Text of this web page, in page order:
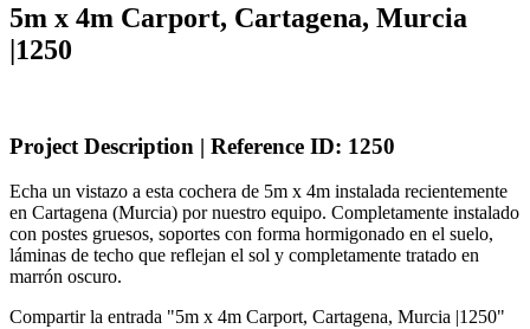
5m x 4m Carport, Cartagena, Murcia
|1250
Project Description | Reference ID: 1250
Echa un vistazo a esta cochera de 5m x 4m instalada recientemente
en Cartagena (Murcia) por nuestro equipo. Completamente instalado
con postes gruesos, soportes con forma hormigonado en el suelo,
láminas de techo que reflejan el sol y completamente tratado en
marrón oscuro.
Compartir la entrada "5m x 4m Carport, Cartagena, Murcia |1250"